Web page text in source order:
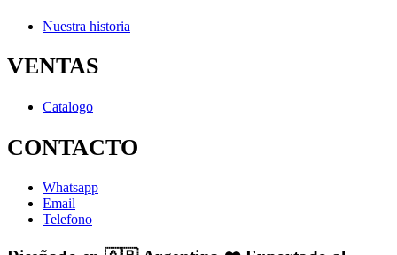
Nuestra historia
VENTAS
Catalogo
CONTACTO
Whatsapp
Email
Telefono